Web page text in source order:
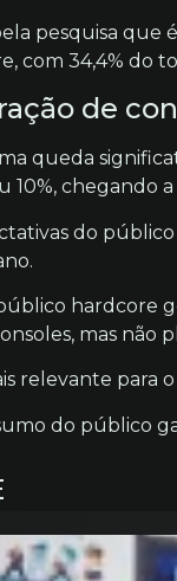
pesquisa que
com 34,4% do
de
queda
chegando a
do público
hardcore
mas
relevante para
do público